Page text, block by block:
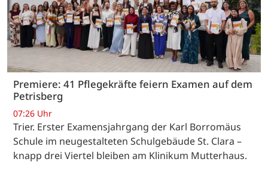
Premiere: 41 Pflegekräfte feiern Examen auf dem
Petrisberg
07:26 Uhr
Trier. Erster Examensjahrgang der Karl Borromäus
Schule im neugestalteten Schulgebäude St. Clara –
knapp drei Viertel bleiben am Klinikum Mutterhaus.